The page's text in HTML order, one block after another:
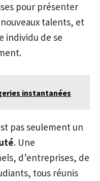
pour présenter
talents, et
individu de se
instantanées
pas seulement un
. Une
d’entreprises, de
tous réunis